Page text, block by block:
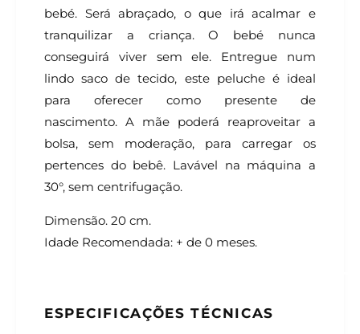
bebé. Será abraçado, o que irá acalmar e
tranquilizar a criança. O bebé nunca
conseguirá viver sem ele. Entregue num
lindo saco de tecido, este peluche é ideal
para oferecer como presente de
nascimento. A mãe poderá reaproveitar a
bolsa, sem moderação, para carregar os
pertences do bebê. Lavável na máquina a
30°, sem centrifugação.
Dimensão. 20 cm.
Idade Recomendada: + de 0 meses.
ESPECIFICAÇÕES TÉCNICAS